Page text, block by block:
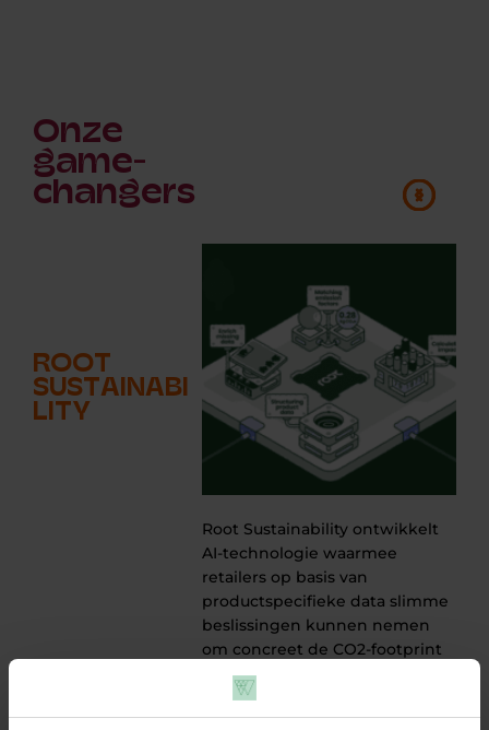
Onze
game-
changers
ROOT
SUSTAINABI
LITY
Root Sustainability ontwikkelt
AI-technologie waarmee
retailers op basis van
productspecifieke data slimme
beslissingen kunnen nemen
om concreet de CO2-footprint
in hun leveranciersketen te
verlagen. Versnipperde data
wordt snel en efficiënt...